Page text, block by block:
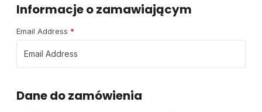
Informacje o zamawiającym
Email Address *
Dane do zamówienia